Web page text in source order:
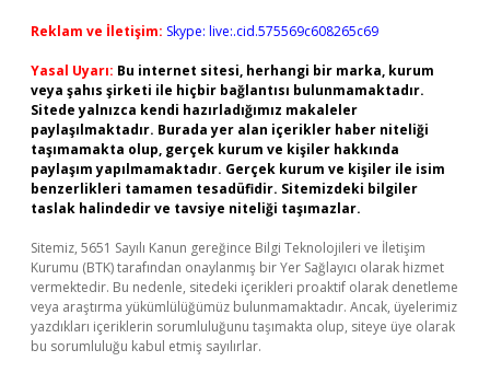
Reklam ve İletişim: Skype: live:.cid.575569c608265c69
Yasal Uyarı: Bu internet sitesi, herhangi bir marka, kurum
veya şahıs şirketi ile hiçbir bağlantısı bulunmamaktadır.
Sitede yalnızca kendi hazırladığımız makaleler
paylaşılmaktadır. Burada yer alan içerikler haber niteliği
taşımamakta olup, gerçek kurum ve kişiler hakkında
paylaşım yapılmamaktadır. Gerçek kurum ve kişiler ile isim
benzerlikleri tamamen tesadüfidir. Sitemizdeki bilgiler
taslak halindedir ve tavsiye niteliği taşımazlar.
Sitemiz, 5651 Sayılı Kanun gereğince Bilgi Teknolojileri ve İletişim
Kurumu (BTK) tarafından onaylanmış bir Yer Sağlayıcı olarak hizmet
vermektedir. Bu nedenle, sitedeki içerikleri proaktif olarak denetleme
veya araştırma yükümlülüğümüz bulunmamaktadır. Ancak, üyelerimiz
yazdıkları içeriklerin sorumluluğunu taşımakta olup, siteye üye olarak
bu sorumluluğu kabul etmiş sayılırlar.